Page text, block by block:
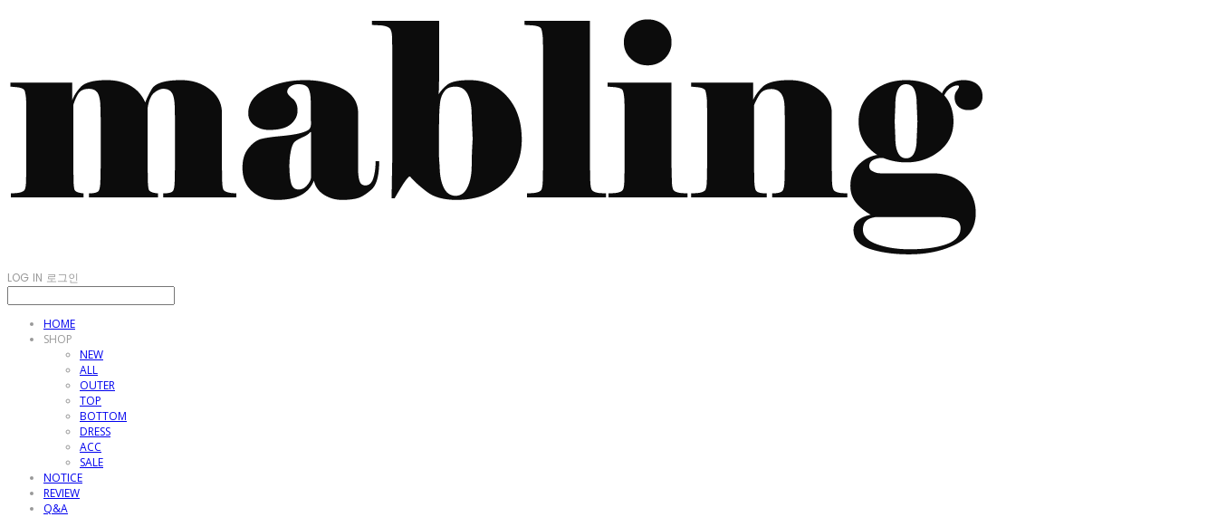
LOG IN 로그인
HOME
SHOP
NEW
ALL
OUTER
TOP
BOTTOM
DRESS
ACC
SALE
NOTICE
REVIEW
Q&A